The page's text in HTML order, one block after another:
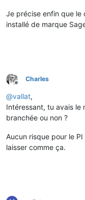
Je précise enfin que le
installé de marque
Offline
Charles
@vallat,
Intéressant, tu avais le
branchée ou non ?
Aucun risque pour le
laisser comme ça.